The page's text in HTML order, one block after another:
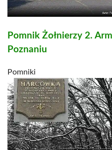
Pomnik Żołnierzy 2.
Poznaniu
Pomniki